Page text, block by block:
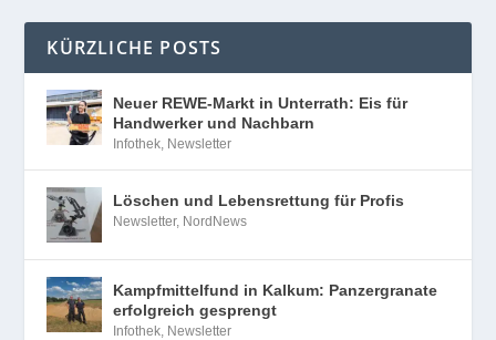
KÜRZLICHE POSTS
Neuer REWE-Markt in Unterrath: Eis für
Handwerker und Nachbarn
Infothek Newsletter
Löschen und Lebensrettung für Profis
Newsletter, NordNews
Kampfmittelfund in Kalkum: Panzergranate
erfolgreich gesprengt
Infothek Newsletter